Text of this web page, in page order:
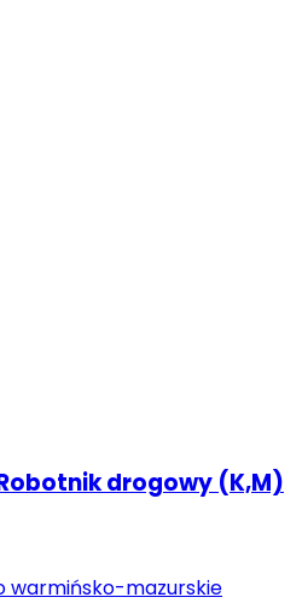
drogowy (K,M)
warmińsko-mazurskie